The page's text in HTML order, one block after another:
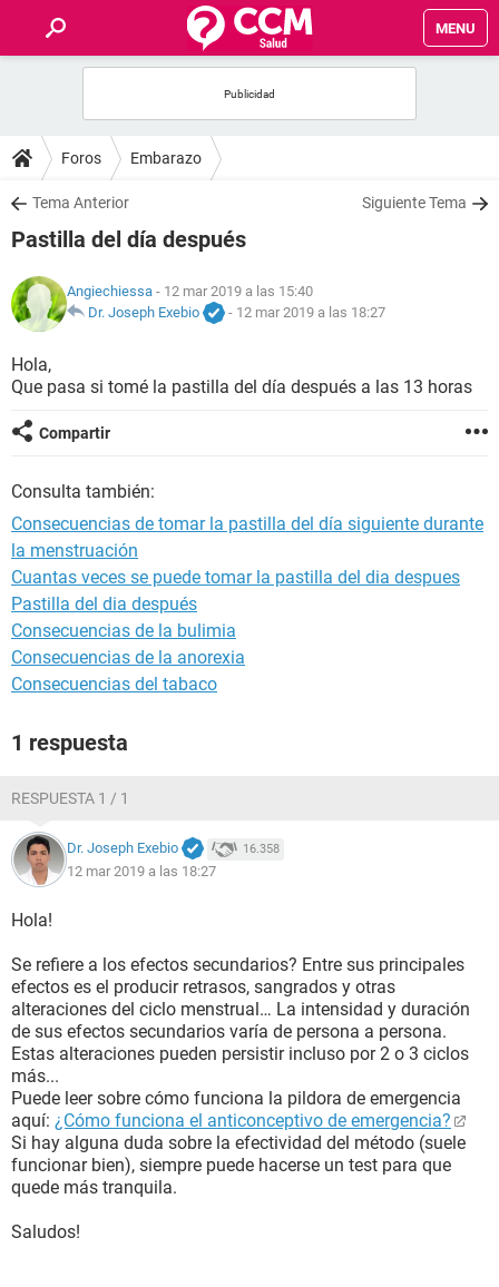
MENU
FOROS
SALUD
NUTRICIÓN
BIENESTAR
SEXUALIDAD
GLOSARIO
Foros Embarazo
Tema Anterior Siguiente Tema
Pastilla del día después
Angiechiessa - 12 mar 2019 a las 15:40
Dr. Joseph Exebio
- 12 mar 2019 a las 18:27
Hola,
Que pasa si tomé la pastilla del día después a las 13 horas
Compartir
Consulta también:
Consecuencias de tomar la pastilla del día siguiente durante
la menstruación
Cuantas veces se puede tomar la pastilla del dia despues
Pastilla del dia después
Consecuencias de la bulimia
Consecuencias de la anorexia
Consecuencias del tabaco
1 respuesta
RESPUESTA 1 / 1
Dr. Joseph Exebio 16.358
12 mar 2019 a las 18:27
Hola!
Se refiere a los efectos secundarios? Entre sus principales
efectos es el producir retrasos, sangrados y otras
alteraciones del ciclo menstrual… La intensidad y duración
de sus efectos secundarios varía de persona a persona.
Estas alteraciones pueden persistir incluso por 2 o 3 ciclos
más...
Puede leer sobre cómo funciona la pildora de emergencia
aquí: ¿Cómo funciona el anticonceptivo de emergencia?
Si hay alguna duda sobre la efectividad del método (suele
funcionar bien), siempre puede hacerse un test para que
quede más tranquila.
Saludos!